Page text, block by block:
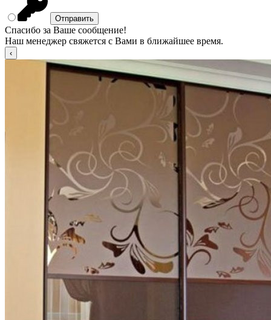
Спасибо за Ваше сообщение!
Наш менеджер свяжется с Вами в ближайшее время.